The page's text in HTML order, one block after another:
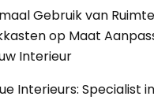
Gebruik van
op Maat
Interieur
Interieurs: Specialist in